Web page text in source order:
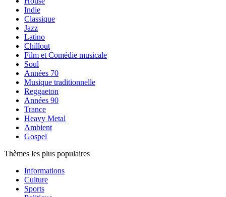
Indie
Classique
Jazz
Latino
Chillout
Film et Comédie musicale
Soul
Années 70
Musique traditionnelle
Reggaeton
Années 90
Trance
Heavy Metal
Ambient
Gospel
Thèmes les plus populaires
Informations
Culture
Sports